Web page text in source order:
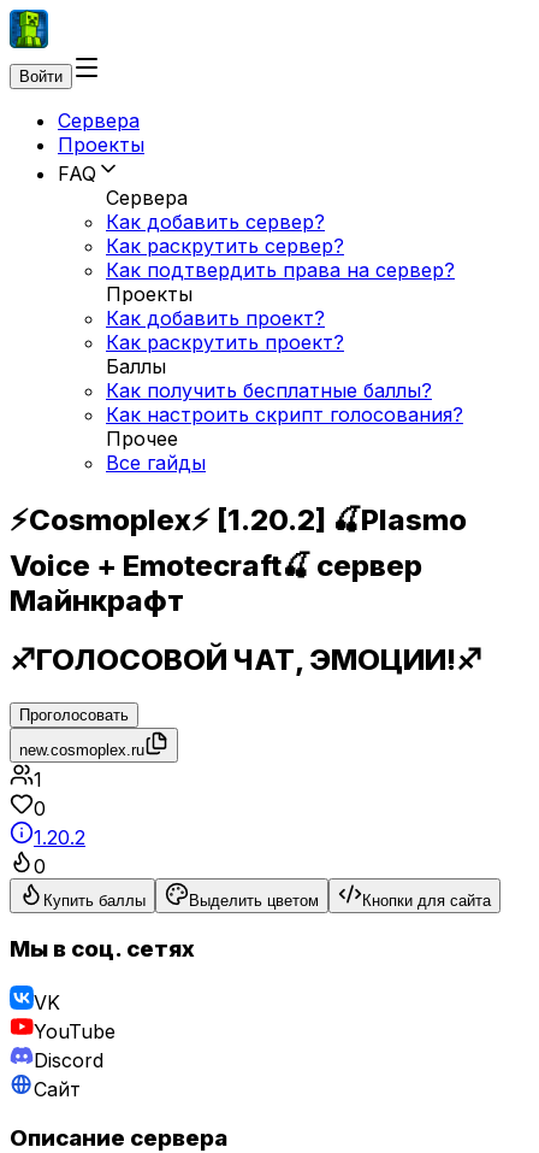
Войти
Сервера
Проекты
FAQ
Сервера
Как добавить сервер?
Как раскрутить сервер?
Как подтвердить права на сервер?
Проекты
Как добавить проект?
Как раскрутить проект?
Баллы
Как получить бесплатные баллы?
Как настроить скрипт голосования?
Прочее
Все гайды
⚡Cosmoplex⚡ [1.20.2] 🍒Plasmo
Voice + Emotecraft🍒 сервер
Майнкрафт
♐ГОЛОСОВОЙ ЧАТ, ЭМОЦИИ!♐
Проголосовать
new.cosmoplex.ru
1
0
1.20.2
0
Купить баллы Выделить цветом Кнопки для сайта
Мы в соц. сетях
VK
YouTube
Discord
Сайт
Описание сервера